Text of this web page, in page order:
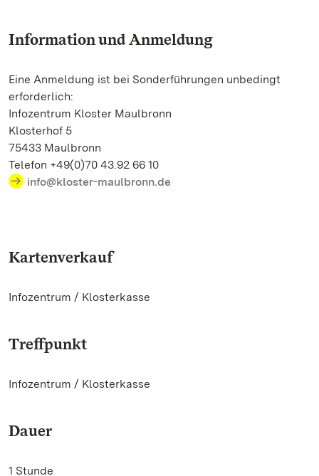
Information und Anmeldung
Eine Anmeldung ist bei Sonderführungen unbedingt
erforderlich:
Infozentrum Kloster Maulbronn
Klosterhof 5
75433 Maulbronn
Telefon +49(0)70 43.92 66 10
info@kloster-maulbronn.de
Kartenverkauf
Infozentrum / Klosterkasse
Treffpunkt
Infozentrum / Klosterkasse
Dauer
1 Stunde